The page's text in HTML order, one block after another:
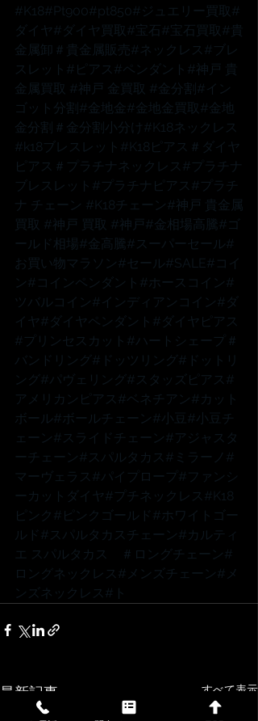
#K18#Pt900#pt850#ジュエリー買取 #
ダイヤ #ダイヤ買取 #宝石 #宝石買取 #貴
金属卸 ＃貴金属販売#ネックレス #ブレ
スレット #ピアス #ペンダント #神戸 貴
金属買取 #神戸 金買取 #金分割 #イン
ゴット分割 #金地金 #金地金買取 #金地
金分割
＃金分割小分け #K18ネックレス
#k18ブレスレット #K18ピアス ＃ダイヤ
ピアス ＃プラチナネックレス #プラチナ
ブレスレット #プラチナピアス #プラチ
ナ
チェーン #K18チェーン #神戸 貴金属
買取 #神戸 買取 #神戸 #金相場高騰 #ゴ
ールド相場 #金高騰 #スーパーセール#
お買い物マラソン #セール#SALE#コイ
ン #コインペンダント #ホースコイン #
ツバルコイン #インディアンコイン #ダ
イヤ #ダイヤペンダント #ダイヤピアス
#プリンセスカット #ハートシェープ ＃
バンドリング #ドッツリング #ドットリ
ング #パヴェリング #スタッズピアス #
アメリカンピアス #ベネチアン #カット
ボール#ボールチェーン #小豆 #小豆チ
ェーン #スライドチェーン #アジャスタ
ーチェーン #スパルタカス #ミラーノ #
マーヴェラス #パイプロープ #ファンシ
ーカットダイヤ #プチネックレス #K18
ピンク #ピンクゴールド #ホワイトゴー
ルド #スパルタカスチェーン #カルティ
エ スパルタカス ＃ロングチェーン #
ロングネックレス #メンズチェーン #メ
ンズネックレス #ト
最新記事 すべて表示